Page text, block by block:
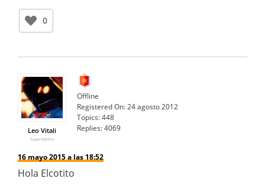
0
Leo Vitali
SuperAdmin
Offline
Registered On:24 agosto 2012
Topics:448
Replies:4069
16 mayo 2015 a las 18:52
Hola Elcotito